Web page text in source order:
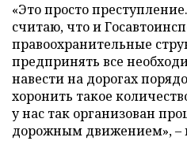
«Это просто
считаю, что и
правоохранительные
предпринять все
навести на дорогах
хоронить такое
у нас так организован
дорожным движением», –